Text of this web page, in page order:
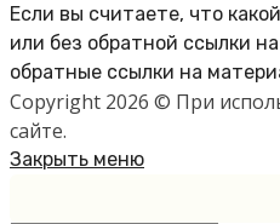
Если вы считаете, что
или без обратной ссылки
обратные ссылки на
Copyright 2026 © При
сайте.
Закрыть меню